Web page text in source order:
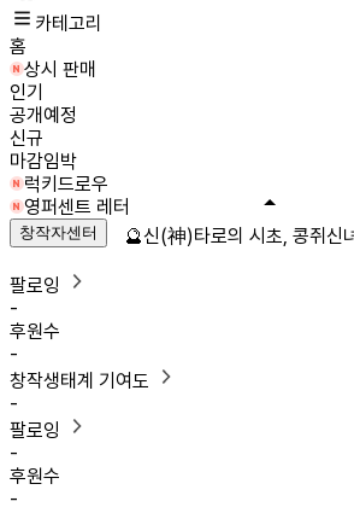
카테고리
홈
상시 판매
인기
공개예정
신규
마감임박
럭키드로우
영퍼센트 레터
창작자센터
팔로잉
-
후원수
-
창작생태계 기여도
-
팔로잉
-
후원수
-
🔮신(神)타로의 시초, 콩쥐신